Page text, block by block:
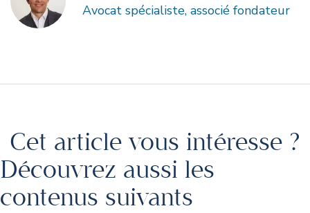
Avocat spécialiste, associé fondateur
Cet article vous intéresse ?
Découvrez aussi les
contenus suivants